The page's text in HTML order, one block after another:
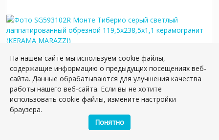
SG593102R Монте Тиберио серый светлый
лаппатированный обрезной 119,5x238,5x1,1
На нашем сайте мы используем cookie файлы,
содержащие информацию о предыдущих посещениях веб-
сайта. Данные обрабатываются для улучшения качества
работы нашего веб-сайта. Если вы не хотите
использовать cookie файлы, измените настройки
браузера.
Понятно